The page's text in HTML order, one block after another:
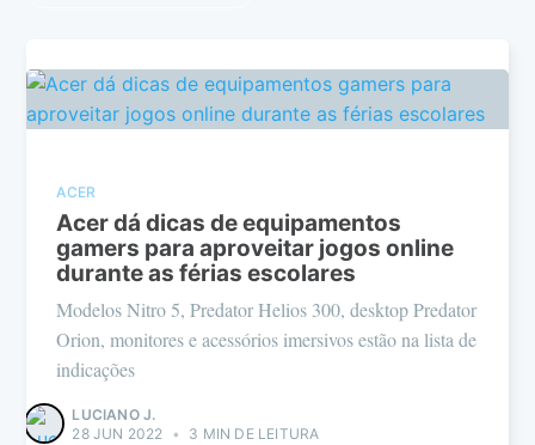
ACER
Acer dá dicas de equipamentos
gamers para aproveitar jogos online
durante as férias escolares
Modelos Nitro 5, Predator Helios 300, desktop Predator
Orion, monitores e acessórios imersivos estão na lista de
indicações
LUCIANO J.
28 JUN 2022 • 3 MIN DE LEITURA